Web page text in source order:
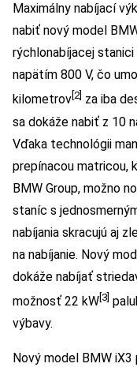
Maximálny nabíjací
nabiť nový model
rýchlonabíjacej stanici
napätím 800 V, čo
kilometrov [2] za iba
sa dokáže nabiť z 10
Vďaka technológii
prepínacou matricou,
BMW Group, možno
staníc s
nabíjania skracujú aj
na nabíjanie. Nový
dokáže nabíjať
možnosť 22 kW[3]
výbavy.
Nový model BMW